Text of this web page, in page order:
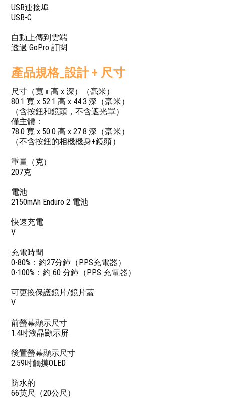
USB連接埠
USB-C
自動上傳到雲端
透過 GoPro 訂閱
產品規格_設計 + 尺寸
尺寸（寬 x 高 x 深）（毫米）
80.1 寬 x 52.1 高 x 44.3 深（毫米）
（含按鈕和鏡頭，不含遮光罩）
僅主體：
78.0 寬 x 50.0 高 x 27.8 深（毫米）
（不含按鈕的相機機身+鏡頭）
重量（克）
207克
電池
2150mAh Enduro 2 電池
快速充電
V
充電時間
0-80%：約27分鐘（PPS充電器）
0-100%：約 60 分鐘（PPS 充電器）
可更換保護鏡片/鏡片蓋
V
前螢幕顯示尺寸
1.4吋液晶顯示屏
後置螢幕顯示尺寸
2.59吋觸摸OLED
防水的
66英尺（20公尺）